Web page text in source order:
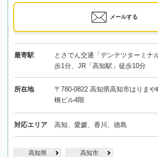
メールする
最寄駅
とさでん交通「デンテツターミナ
歩1分、JR「高知駅」徒歩10分
所在地
〒780-0822 高知県高知市はりま
橋ビル4階
対応エリア 高知、愛媛、香川、徳島
高知県 高知市